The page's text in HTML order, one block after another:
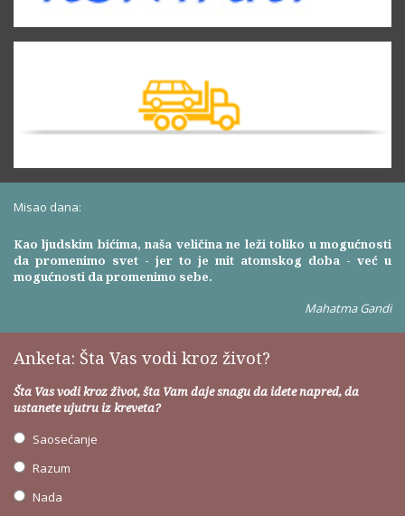
Misao dana:
Kao ljudskim bićima, naša veličina ne leži toliko u mogućnosti
da promenimo svet - jer to je mit atomskog doba - već u
mogućnosti da promenimo sebe.
Mahatma Gandi
Anketa: Šta Vas vodi kroz život?
Šta Vas vodi kroz život, šta Vam daje snagu da idete napred, da
ustanete ujutru iz kreveta?
Saosećanje
Razum
Nada